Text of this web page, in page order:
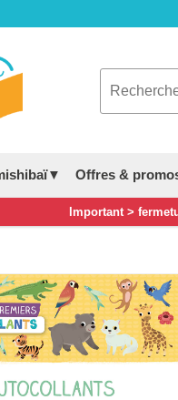
Offres &
Important >